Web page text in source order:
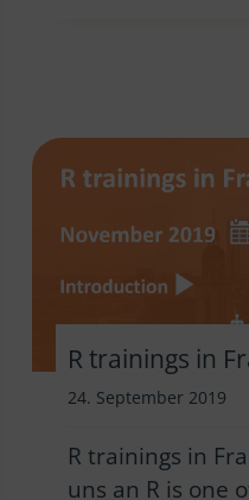
R trainings in
24. September 2019
R trainings in
uns an R is one